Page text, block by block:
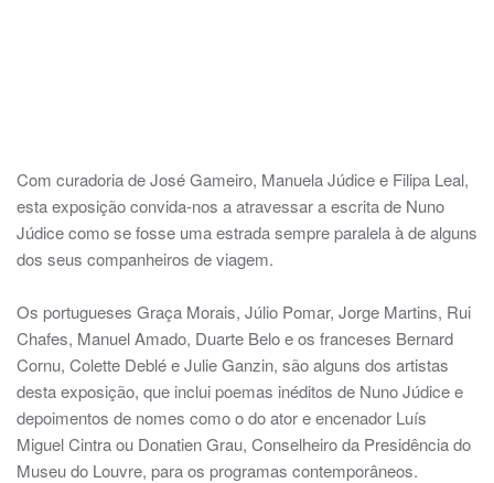
Com curadoria de José Gameiro, Manuela Júdice e Filipa Leal,
esta exposição convida-nos a atravessar a escrita de Nuno
Júdice como se fosse uma estrada sempre paralela à de alguns
dos seus companheiros de viagem.
Os portugueses Graça Morais, Júlio Pomar, Jorge Martins, Rui
Chafes, Manuel Amado, Duarte Belo e os franceses Bernard
Cornu, Colette Deblé e Julie Ganzin, são alguns dos artistas
desta exposição, que inclui poemas inéditos de Nuno Júdice e
depoimentos de nomes como o do ator e encenador Luís
Miguel Cintra ou Donatien Grau, Conselheiro da Presidência do
Museu do Louvre, para os programas contemporâneos.